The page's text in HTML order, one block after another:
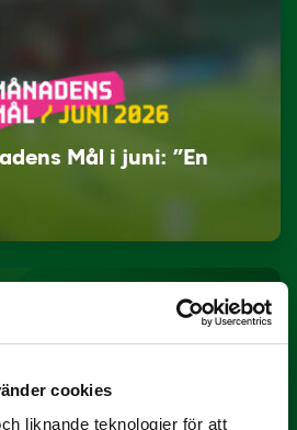
cookies
liknande teknologier för att
Mål i juni: ”En